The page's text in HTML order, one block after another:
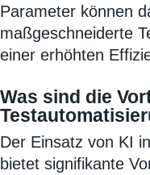
Parameter können
maßgeschneiderte
einer erhöhten
Was sind die
Der Einsatz von KI
bietet signifikante